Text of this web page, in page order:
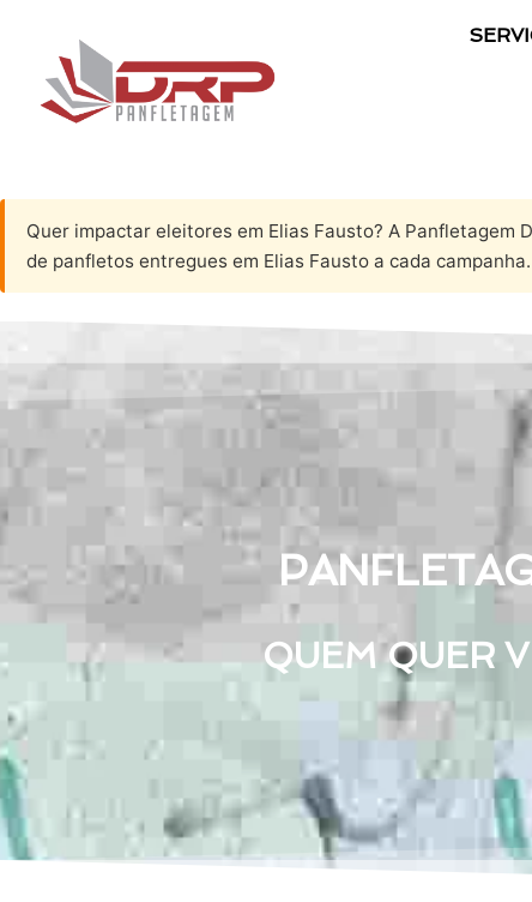
Quer impactar eleitores em Elias Fausto? A
de panfletos entregues em Elias Fausto a cada campanha.
QUEM QUER